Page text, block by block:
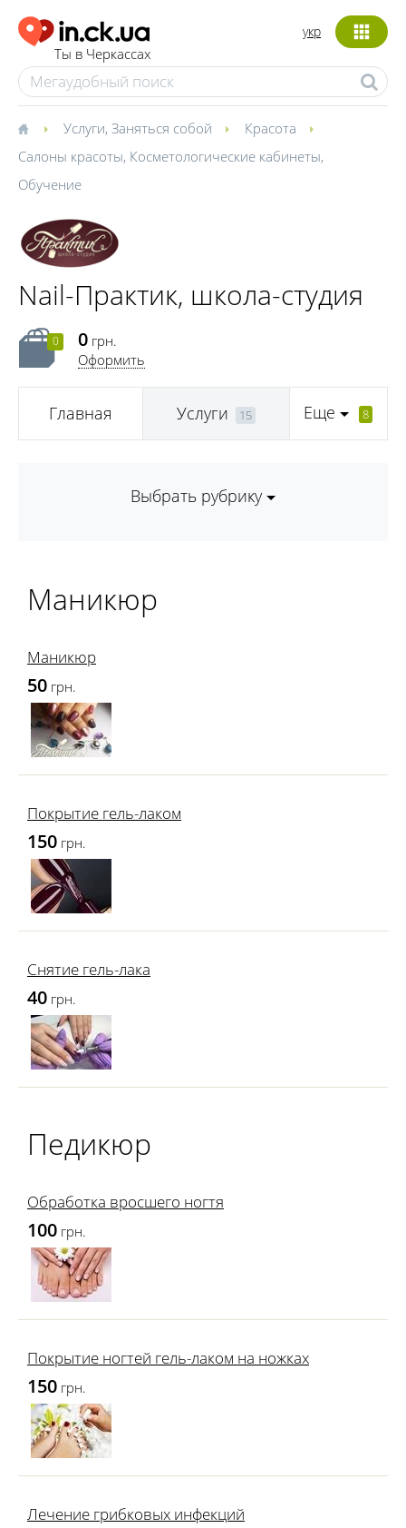
Ты в Черкассах
укр
Услуги, Заняться собой
Красота
Салоны красоты, Косметологические кабинеты,
Обучение
Nail-Практик, школа-студия
0 0 грн.
Оформить
Главная Услуги 15 Еще 8
Выбрать рубрику
Маникюр
Маникюр
50 грн.
Покрытие гель-лаком
150 грн.
Снятие гель-лака
40 грн.
Педикюр
Обработка вросшего ногтя
100 грн.
Покрытие ногтей гель-лаком на ножках
150 грн.
Лечение грибковых инфекций